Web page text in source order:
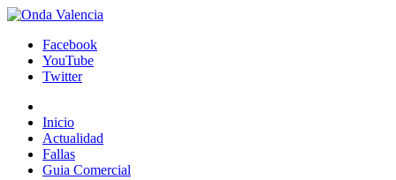
Facebook
YouTube
Twitter
Inicio
Actualidad
Fallas
Guia Comercial